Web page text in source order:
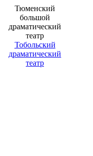
Тюменский
большой
драматический
театр
Тобольский
драматический
театр